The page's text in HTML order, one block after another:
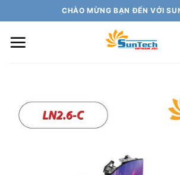
to
content
CHÀO MỪNG BẠN ĐẾN VỚI